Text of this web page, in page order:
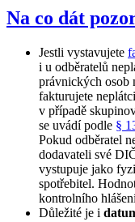
Na co dát
Jestli vystavujete
i u odběratelů
právnických osob
fakturujete
v případě
se uvádí podle §
Pokud odběratel
dodavateli své
vystupuje jako
spotřebitel.
kontrolního
Důležité je i